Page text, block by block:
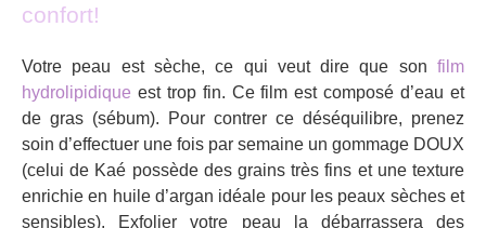
confort!
Votre peau est sèche, ce qui veut dire que son film
hydrolipidique est trop fin. Ce film est composé d’eau et
de gras (sébum). Pour contrer ce déséquilibre, prenez
soin d’effectuer une fois par semaine un gommage DOUX
(celui de Kaé possède des grains très fins et une texture
enrichie en huile d’argan idéale pour les peaux sèches et
sensibles). Exfolier votre peau la débarrassera des